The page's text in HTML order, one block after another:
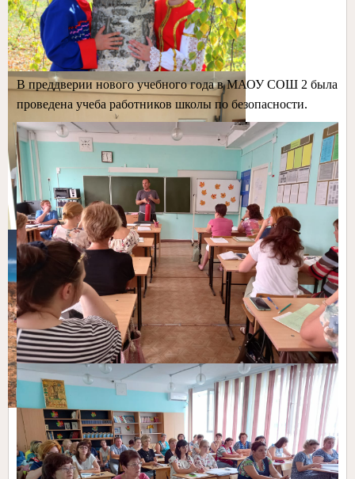
В преддверии нового учебного года в МАОУ СОШ 2 была
проведена учеба работников школы по безопасности.